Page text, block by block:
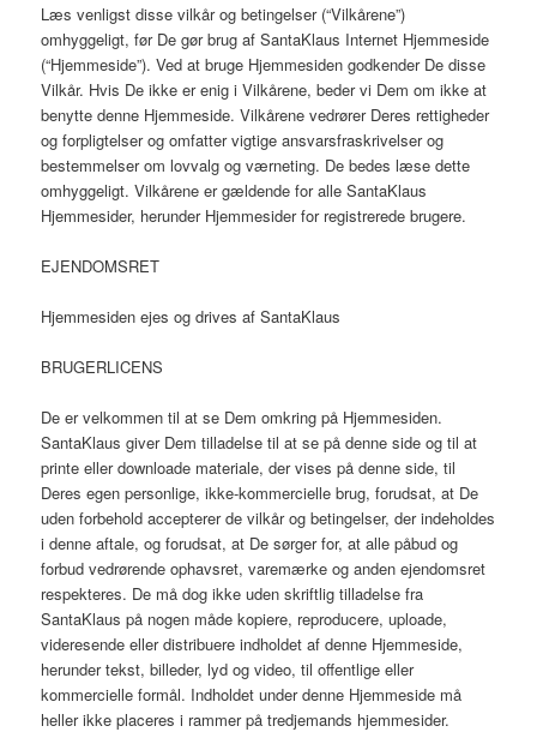
Læs venligst disse vilkår og betingelser (“Vilkårene”)
omhyggeligt, før De gør brug af SantaKlaus Internet Hjemmeside
(“Hjemmeside”). Ved at bruge Hjemmesiden godkender De disse
Vilkår. Hvis De ikke er enig i Vilkårene, beder vi Dem om ikke at
benytte denne Hjemmeside. Vilkårene vedrører Deres rettigheder
og forpligtelser og omfatter vigtige ansvarsfraskrivelser og
bestemmelser om lovvalg og værneting. De bedes læse dette
omhyggeligt. Vilkårene er gældende for alle SantaKlaus
Hjemmesider, herunder Hjemmesider for registrerede brugere.
EJENDOMSRET
Hjemmesiden ejes og drives af SantaKlaus
BRUGERLICENS
De er velkommen til at se Dem omkring på Hjemmesiden.
SantaKlaus giver Dem tilladelse til at se på denne side og til at
printe eller downloade materiale, der vises på denne side, til
Deres egen personlige, ikke-kommercielle brug, forudsat, at De
uden forbehold accepterer de vilkår og betingelser, der indeholdes
i denne aftale, og forudsat, at De sørger for, at alle påbud og
forbud vedrørende ophavsret, varemærke og anden ejendomsret
respekteres. De må dog ikke uden skriftlig tilladelse fra
SantaKlaus på nogen måde kopiere, reproducere, uploade,
videresende eller distribuere indholdet af denne Hjemmeside,
herunder tekst, billeder, lyd og video, til offentlige eller
kommercielle formål. Indholdet under denne Hjemmeside må
heller ikke placeres i rammer på tredjemands hjemmesider.